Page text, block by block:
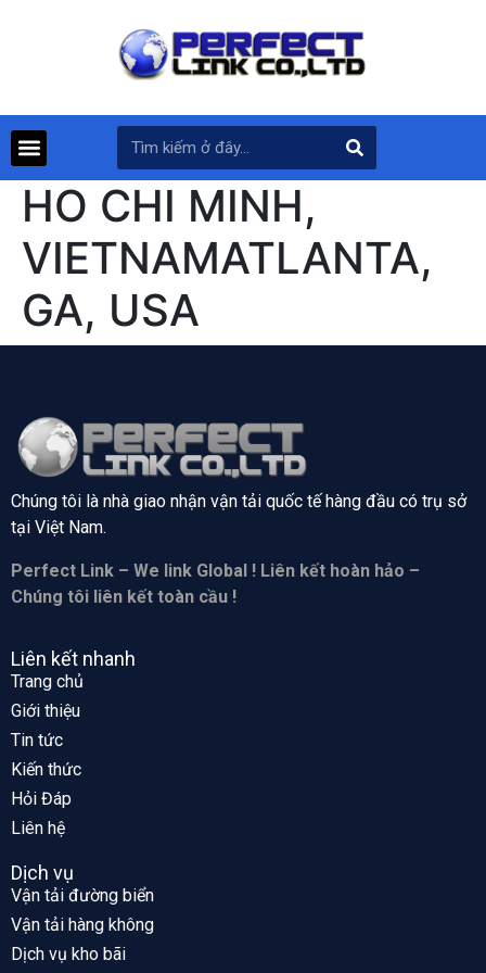
HO CHI MINH,
VIETNAMATLANTA,
GA, USA
Chúng tôi là nhà giao nhận vận tải quốc tế hàng đầu có trụ sở
tại Việt Nam.
Perfect Link – We link Global ! Liên kết hoàn hảo –
Chúng tôi liên kết toàn cầu !
Liên kết nhanh
Trang chủ
Giới thiệu
Tin tức
Kiến thức
Hỏi Đáp
Liên hệ
Dịch vụ
Vận tải đường biển
Vận tải hàng không
Dịch vụ kho bãi